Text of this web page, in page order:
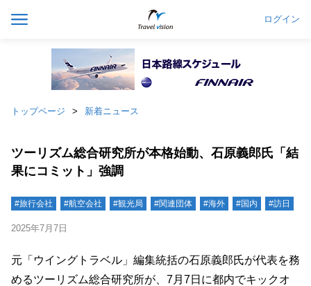
ログイン
トップページ 新着ニュース
ツーリズム総合研究所が本格始動、石原義郎氏「結
果にコミット」強調
#旅行会社 #航空会社 #観光局 #関連団体 #海外 #国内 #訪日
2025年7月7日
元「ウイングトラベル」編集統括の石原義郎氏が代表を務
めるツーリズム総合研究所が、7月7日に都内でキックオ